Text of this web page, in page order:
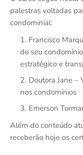
palestras voltadas
condominial:
Francisco
do seu
estratégico e
Doutora Jane –
nos condomínios
Emerson
Além do conteúdo
receberão hoje os